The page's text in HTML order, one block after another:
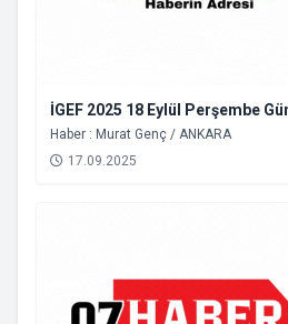
İGEF 2025 18 Eylül Perşembe
Haber : Murat Genç / ANKARA
17.09.2025